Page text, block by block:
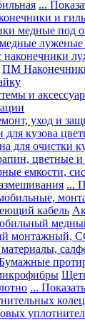
...
и
медные под
луженые
ПМ
и
уход и
для кузова
для очистки
цветные
емкости,
...
кабель
монтажный,
...